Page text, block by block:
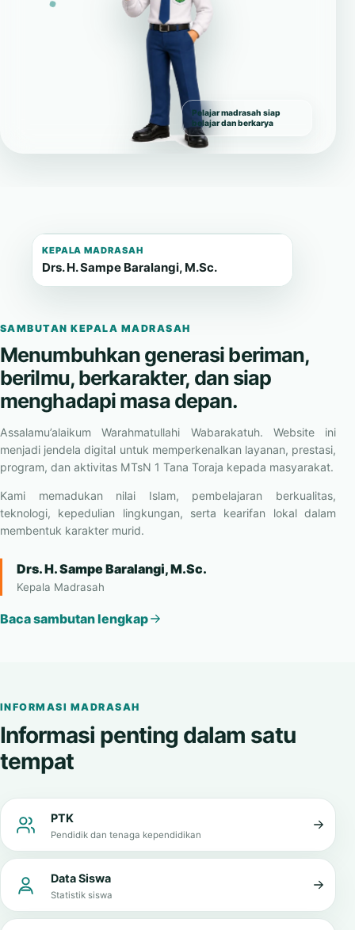
Pelajar madrasah siap
belajar dan berkarya
KEPALA MADRASAH
Drs. H. Sampe Baralangi, M.Sc.
SAMBUTAN KEPALA MADRASAH
Menumbuhkan generasi beriman,
berilmu, berkarakter, dan siap
menghadapi masa depan.
Assalamu’alaikum Warahmatullahi Wabarakatuh. Website ini
menjadi jendela digital untuk memperkenalkan layanan, prestasi,
program, dan aktivitas MTsN 1 Tana Toraja kepada masyarakat.
Kami memadukan nilai Islam, pembelajaran berkualitas,
teknologi, kepedulian lingkungan, serta kearifan lokal dalam
membentuk karakter murid.
Drs. H. Sampe Baralangi, M.Sc.
Kepala Madrasah
Baca sambutan lengkap
INFORMASI MADRASAH
Informasi penting dalam satu
tempat
PTK
Pendidik dan tenaga kependidikan
Data Siswa
Statistik siswa